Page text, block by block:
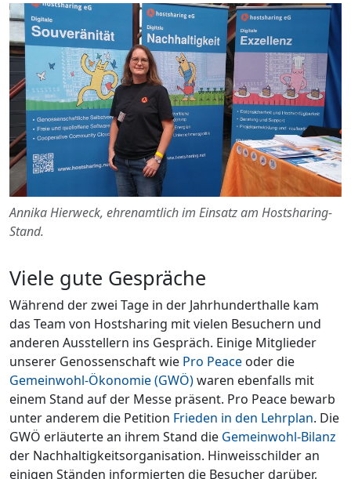
Annika Hierweck, ehrenamtlich im Einsatz am Hostsharing-
Stand.
Viele gute Gespräche
Während der zwei Tage in der Jahrhunderthalle kam
das Team von Hostsharing mit vielen Besuchern und
anderen Ausstellern ins Gespräch. Einige Mitglieder
unserer Genossenschaft wie Pro Peace oder die
Gemeinwohl-Ökonomie (GWÖ)waren ebenfalls mit
einem Stand auf der Messe präsent. Pro Peace bewarb
unter anderem die Petition Frieden in den Lehrplan. Die
GWÖ erläuterte an ihrem Stand die Gemeinwohl-Bilanz
der Nachhaltigkeitsorganisation. Hinweisschilder an
einigen Ständen informierten die Besucher darüber,